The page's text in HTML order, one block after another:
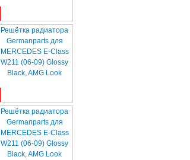
Решётка радиатора
Germanparts для
MERCEDES E-Class
W211 (06-09) Glossy
Black, AMG Look
Решётка радиатора
Germanparts для
MERCEDES E-Class
W211 (06-09) Glossy
Black, AMG Look